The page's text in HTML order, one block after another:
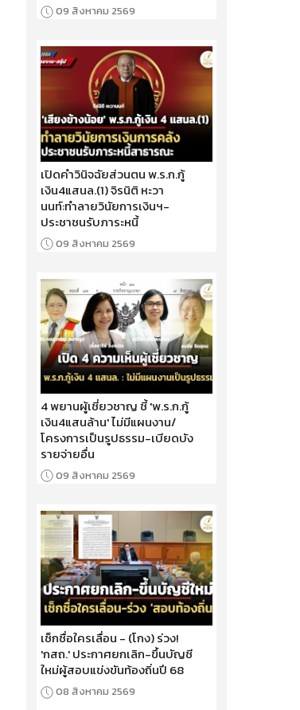
09 สิงหาคม 2569
เปิดคำวินิจฉัยส่วนตน พ.ร.ก.กู้
เงิน4แสนล.(1) จิรนิติ หะวา
นนท์:ทำลายวินัยการเงินฯ-
ประชาชนรับภาระหนี้
09 สิงหาคม 2569
4 พยานผู้เชี่ยวชาญ ชี้ 'พ.ร.ก.กู้
เงิน4แสนล้าน' ไม่มีแผนงาน/
โครงการเป็นรูปธรรม-เบียดบัง
รายจ่ายอื่น
09 สิงหาคม 2569
เช็กชื่อใครเลื่อน - (โกง) ร่วง!
'กสถ.' ประกาศยกเลิก-ขึ้นบัญชี
ใหม่ผู้สอบแข่งขันท้องถิ่นปี 68
08 สิงหาคม 2569